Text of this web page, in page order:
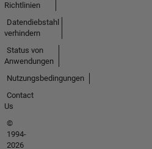
Richtlinien
Datendiebstahl
verhindern
Status von
Anwendungen
Nutzungsbedingungen
Contact
Us
©
1994-
2026